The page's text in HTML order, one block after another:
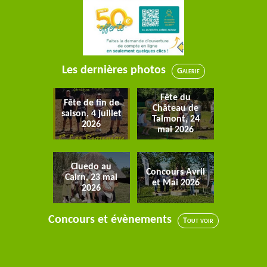
Concours et évènements Tout voir
Les dernières photos Galerie
Fête de fin de
saison, 4 juillet
2026
Fête du
Château de
Talmont, 24
mai 2026
Cluedo au
Cairn, 23 mai
2026
Concours Avril
et Mai 2026